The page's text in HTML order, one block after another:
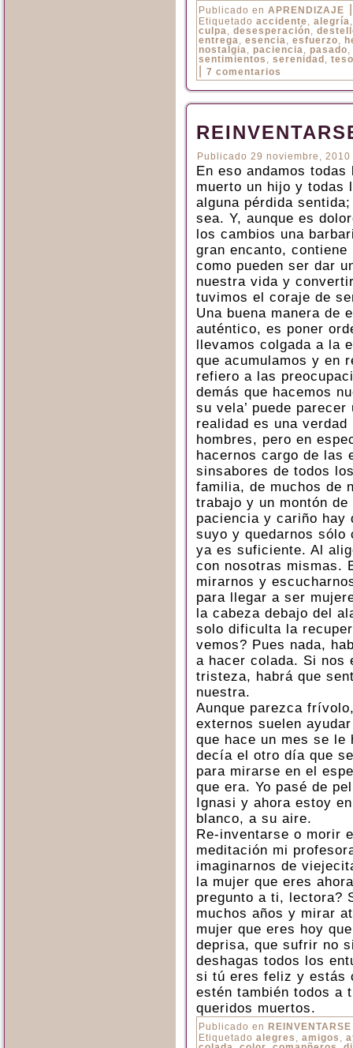
Publicado en APRENDIZAJE
Etiquetado accidente, alegría
culpa, desesperación,
entrega, esencia, esfuerzo,
nostalgia, paciencia, pasado,
sentimientos , serenidad ,
7 comentarios
Publicado 29 noviembre, 2010
En eso andamos
muerto un hijo y todas
alguna pérdida
sea. Y, aunque es
los cambios una
gran encanto,
como pueden ser dar
nuestra vida y
tuvimos el coraje de
Una buena manera de
auténtico, es poner
llevamos colgada a la
que acumulamos y en
refiero a las
demás que hacemos
su vela’ puede
realidad es una
hombres, pero en
hacernos cargo de las
sinsabores de todos
familia, de muchos de
trabajo y un montón
paciencia y cariño hay
suyo y quedarnos sólo
ya es suficiente. Al
con nosotras mismas.
mirarnos y
para llegar a ser
la cabeza debajo del
solo dificulta la
vemos? Pues nada,
a hacer colada. Si nos
tristeza, habrá que
nuestra.
Aunque parezca
externos suelen
que hace un mes se le
decía el otro día que
para mirarse en el
que era. Yo pasé de
Ignasi y ahora estoy
blanco, a su aire.
Re-inventarse o morir
meditación mi
imaginarnos de
la mujer que eres
pregunto a ti, lectora?
muchos años y mirar
mujer que eres hoy
deprisa, que sufrir no
deshagas todos los
si tú eres feliz y estás
estén también todos a
queridos muertos.
Publicado en REINVENTARSE
Etiquetado alegres , amigos ,